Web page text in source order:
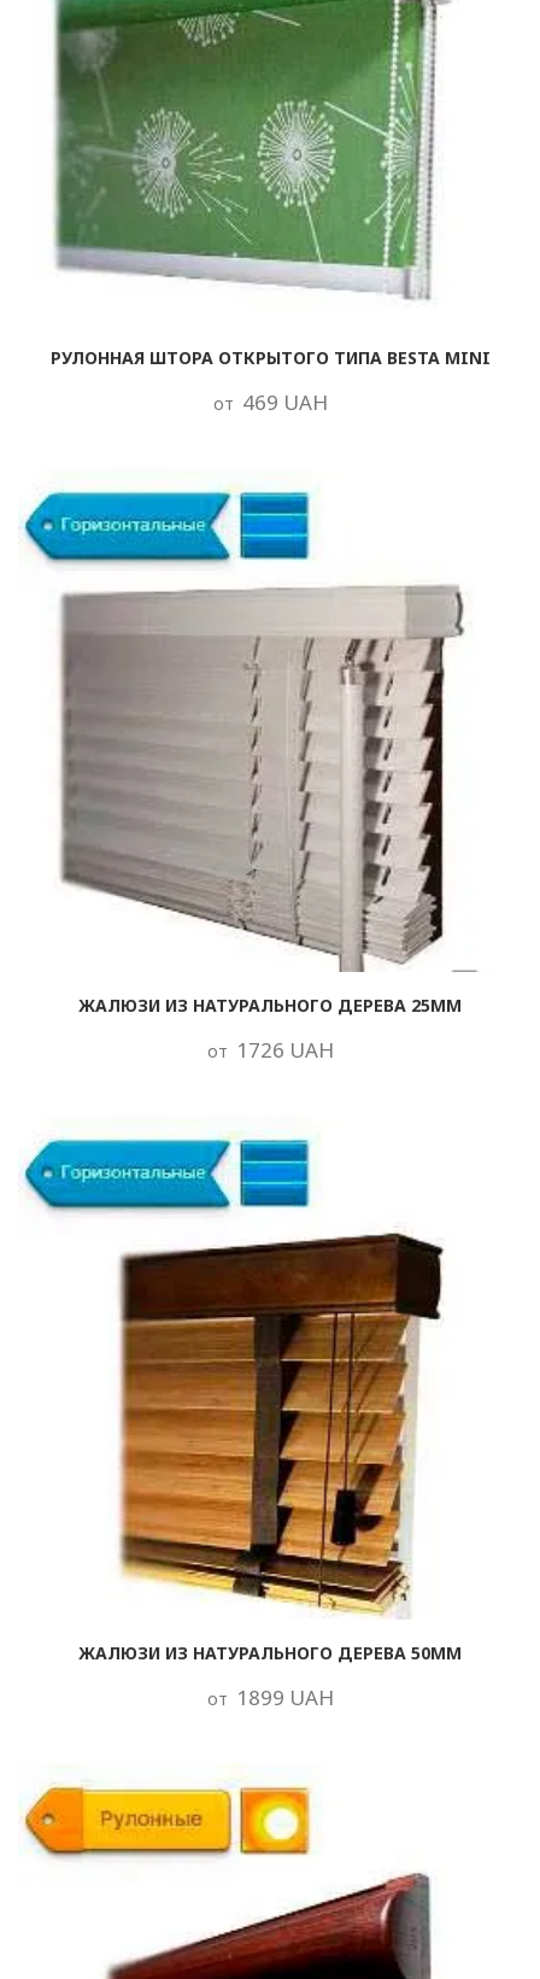
РУЛОННАЯ ШТОРА ОТКРЫТОГО ТИПА BESTA MINI
от 469 UAH
ЖАЛЮЗИ ИЗ НАТУРАЛЬНОГО ДЕРЕВА 25ММ
от 1726 UAH
ЖАЛЮЗИ ИЗ НАТУРАЛЬНОГО ДЕРЕВА 50ММ
от 1899 UAH